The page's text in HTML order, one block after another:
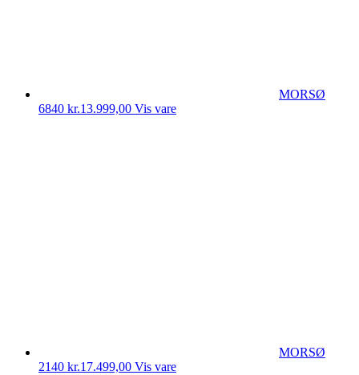
MORSØ
6840 kr.13.999,00 Vis vare
MORSØ
2140 kr.17.499,00 Vis vare